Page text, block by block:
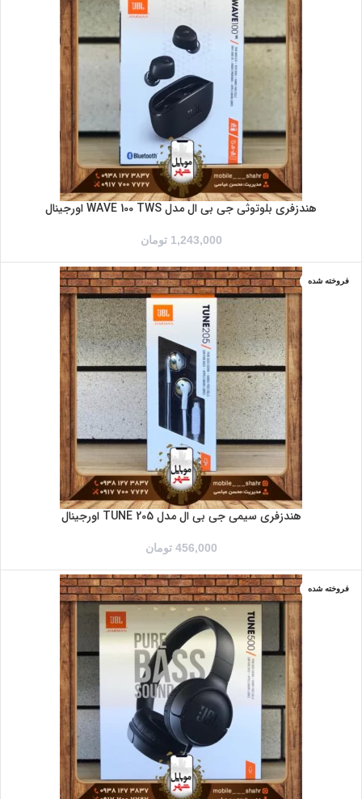
هندزفری بلوتوثی جی بی ال مدل WAVE 100 TWS اورجینال
1,243,000 تومان
فروخته شده
هندزفری سیمی جی بی ال مدل TUNE 205 اورجینال
456,000 تومان
فروخته شده